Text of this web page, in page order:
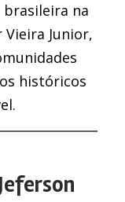
brasileira na
Junior,
históricos